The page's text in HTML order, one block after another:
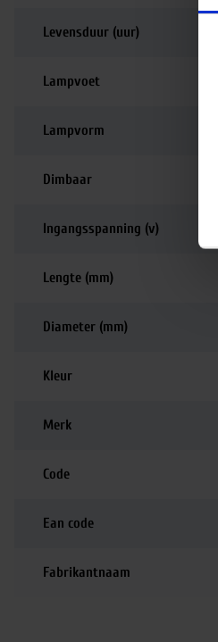
Levensduur (uur)
Lampvoet
Lampvorm
Dimbaar
Ingangsspanning (v)
Lengte (mm)
Diameter (mm)
Kleur
Merk
Code
Ean code
Fabrikantnaam